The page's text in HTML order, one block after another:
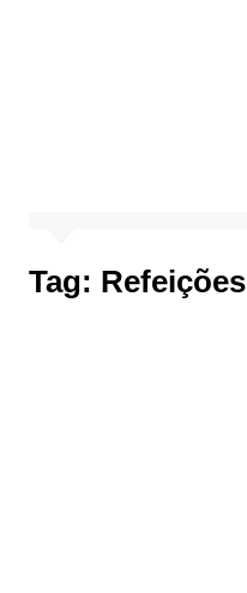
Tag: Refeições